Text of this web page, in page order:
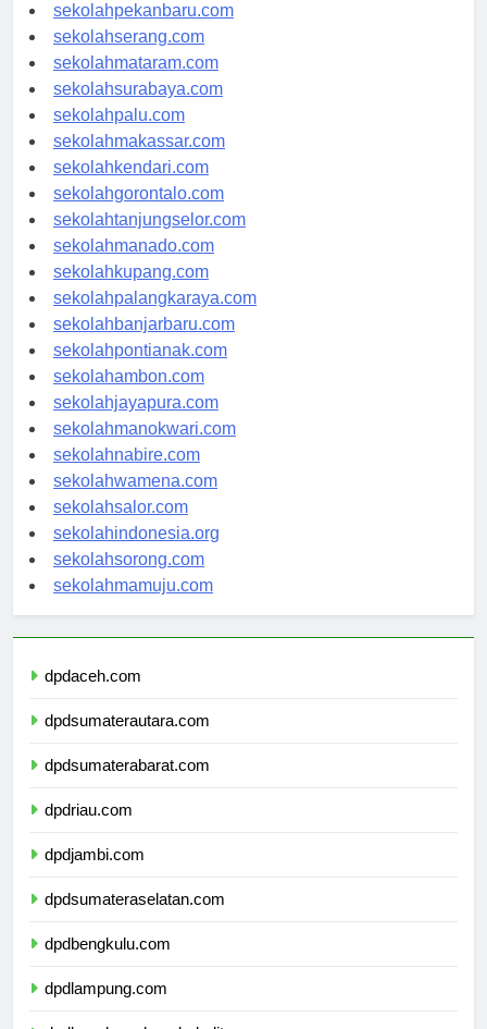
sekolahpekanbaru.com
sekolahserang.com
sekolahmataram.com
sekolahsurabaya.com
sekolahpalu.com
sekolahmakassar.com
sekolahkendari.com
sekolahgorontalo.com
sekolahtanjungselor.com
sekolahmanado.com
sekolahkupang.com
sekolahpalangkaraya.com
sekolahbanjarbaru.com
sekolahpontianak.com
sekolahambon.com
sekolahjayapura.com
sekolahmanokwari.com
sekolahnabire.com
sekolahwamena.com
sekolahsalor.com
sekolahindonesia.org
sekolahsorong.com
sekolahmamuju.com
dpdaceh.com
dpdsumaterautara.com
dpdsumaterabarat.com
dpdriau.com
dpdjambi.com
dpdsumateraselatan.com
dpdbengkulu.com
dpdlampung.com